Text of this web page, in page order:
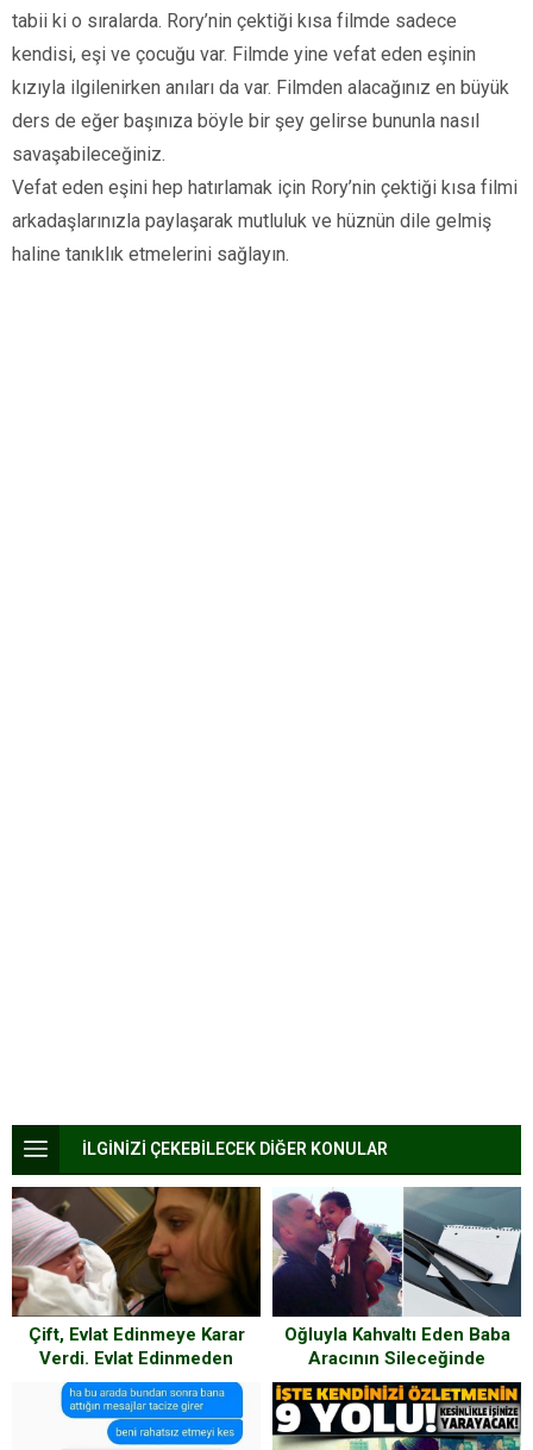
tabii ki o sıralarda. Rory’nin çektiği kısa filmde sadece
kendisi, eşi ve çocuğu var. Filmde yine vefat eden eşinin
kızıyla ilgilenirken anıları da var. Filmden alacağınız en büyük
ders de eğer başınıza böyle bir şey gelirse bununla nasıl
savaşabileceğiniz.
Vefat eden eşini hep hatırlamak için Rory’nin çektiği kısa filmi
arkadaşlarınızla paylaşarak mutluluk ve hüznün dile gelmiş
haline tanıklık etmelerini sağlayın.
İLGİNİZİ ÇEKEBİLECEK DİĞER KONULAR
Çift, Evlat Edinmeye Karar
Verdi. Evlat Edinmeden
Hemen Önce Öğrendikleri
Şeye İnanamadılar!
Oğluyla Kahvaltı Eden Baba
Aracının Sileceğinde
Bulduğu Nottan Çok Etkilendi